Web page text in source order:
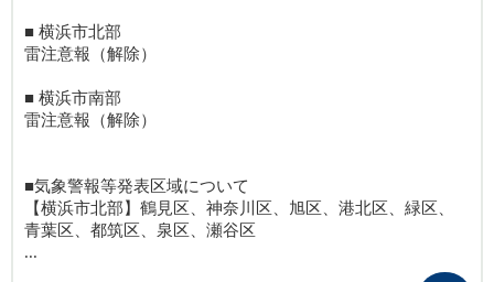
■ 横浜市北部
雷注意報（解除）
■ 横浜市南部
雷注意報（解除）
■気象警報等発表区域について
【横浜市北部】鶴見区、神奈川区、旭区、港北区、緑区、
青葉区、都筑区、泉区、瀬谷区
...